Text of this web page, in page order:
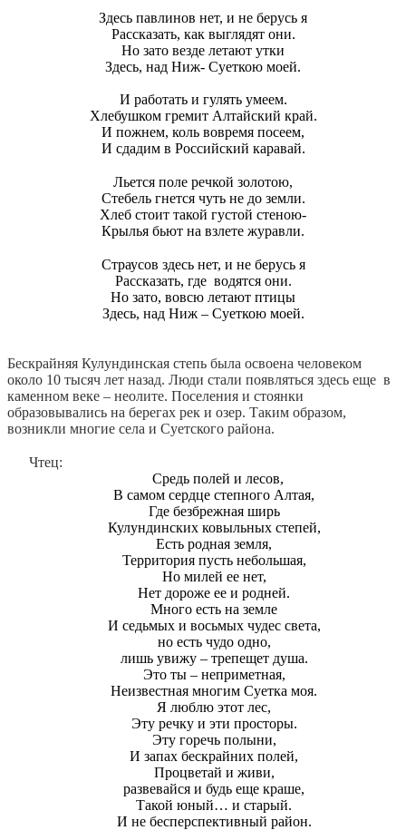
Здесь павлинов нет, и не берусь я
Рассказать, как выглядят они.
Но зато везде летают утки
Здесь, над Ниж- Суеткою моей.
И работать и гулять умеем.
Хлебушком гремит Алтайский край.
И пожнем, коль вовремя посеем,
И сдадим в Российский каравай.
Льется поле речкой золотою,
Стебель гнется чуть не до земли.
Хлеб стоит такой густой стеною-
Крылья бьют на взлете журавли.
Страусов здесь нет, и не берусь я
Рассказать, где водятся они.
Но зато, вовсю летают птицы
Здесь, над Ниж – Суеткою моей.
Бескрайняя Кулундинская степь была освоена человеком
около 10 тысяч лет назад. Люди стали появляться здесь еще в
каменном веке – неолите. Поселения и стоянки
образовывались на берегах рек и озер. Таким образом,
возникли многие села и Суетского района.
Чтец:
Средь полей и лесов,
В самом сердце степного Алтая,
Где безбрежная ширь
Кулундинских ковыльных степей,
Есть родная земля,
Территория пусть небольшая,
Но милей ее нет,
Нет дороже ее и родней.
Много есть на земле
И седьмых и восьмых чудес света,
но есть чудо одно,
лишь увижу – трепещет душа.
Это ты – неприметная,
Неизвестная многим Суетка моя.
Я люблю этот лес,
Эту речку и эти просторы.
Эту горечь полыни,
И запах бескрайних полей,
Процветай и живи,
развевайся и будь еще краше,
Такой юный… и старый.
И не бесперспективный район.